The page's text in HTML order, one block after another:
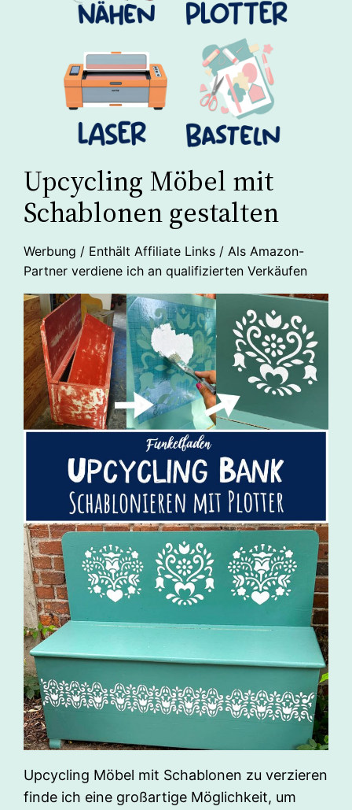
Upcycling Möbel mit
Schablonen gestalten
Werbung / Enthält Affiliate Links / Als Amazon-
Partner verdiene ich an qualifizierten Verkäufen
Upcycling Möbel mit Schablonen zu verzieren
finde ich eine großartige Möglichkeit, um